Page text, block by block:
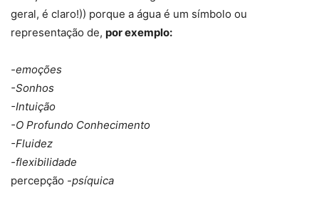
geral, é claro!)) porque a água é um símbolo ou
representação de, por exemplo:
-emoções
-Sonhos
-Intuição
-O Profundo Conhecimento
-Fluidez
-flexibilidade
percepção -psíquica